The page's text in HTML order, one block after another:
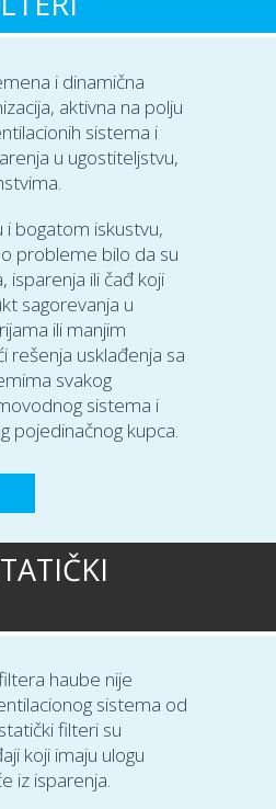
i dinamična
aktivna na polju
sistema i
u ugostiteljstvu,
i bogatom iskustvu,
probleme bilo da su
isparenja ili čađ koji
sagorevanja u
ili manjim
rešenja usklađenja sa
svakog
sistema i
pojedinačnog kupca.
haube nije
sistema od
filteri su
koji imaju ulogu
iz isparenja.